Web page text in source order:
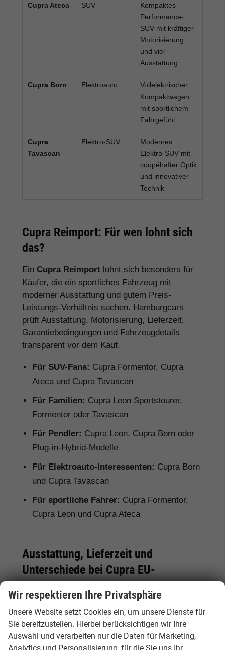
Cupra Ateca SUV
Kompaktes
Performance-
SUV mit kräftiger
Motorisierung
und viel
Ausstattung
Cupra Born Elektroauto
Vollelektrischer
Kompaktwagen
mit sportlichem
Fahrgefühl
Cupra
Tavascan
Elektro-SUV
Modernes
Elektro-SUV mit
coupéhafter Optik
und innovativer
Technik
Cupra Reimport: Für wen lohnt sich
das?
Ein Cupra Reimport lohnt sich besonders für
Käufer, die ein sportliches Fahrzeug mit
moderner Ausstattung und gutem Preis-
Leistungs-Verhältnis suchen. Hamburgcars
prüft Ausstattung, Motorisierung, Lieferzeit,
Garantiebedingungen und Fahrzeugdetails
transparent vor dem Kauf.
Für SUV-Fans: Cupra Formentor, Cupra
Ateca und Cupra Tavascan
Für Familien: Cupra Leon Sportstourer,
Formentor oder Tavascan
Für Pendler: Cupra Leon, Cupra Born oder
Plug-in-Hybrid-Modelle
Für Elektroauto-Interessenten: Cupra Born
und Cupra Tavascan
Für sportliche Fahrer: Cupra Formentor,
Cupra Leon und Cupra Ateca
Ausstattung, Lieferzeit und
Unterschiede bei Cupra EU-
Neuwagen
Bei einem Cupra EU-Neuwagen kann die
Serienausstattung je nach Herkunftsland vom
deutschen Modell abweichen. Deshalb lohnt
sich ein genauer Vergleich. Hamburgcars achtet
Wir respektieren Ihre Privatsphäre
Unsere Website setzt Cookies ein, um unsere Dienste für
Sie bereitzustellen. Hierbei berücksichtigen wir Ihre
Auswahl und verarbeiten nur die Daten für Marketing,